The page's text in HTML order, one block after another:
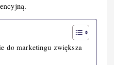
do marketingu zwiększa